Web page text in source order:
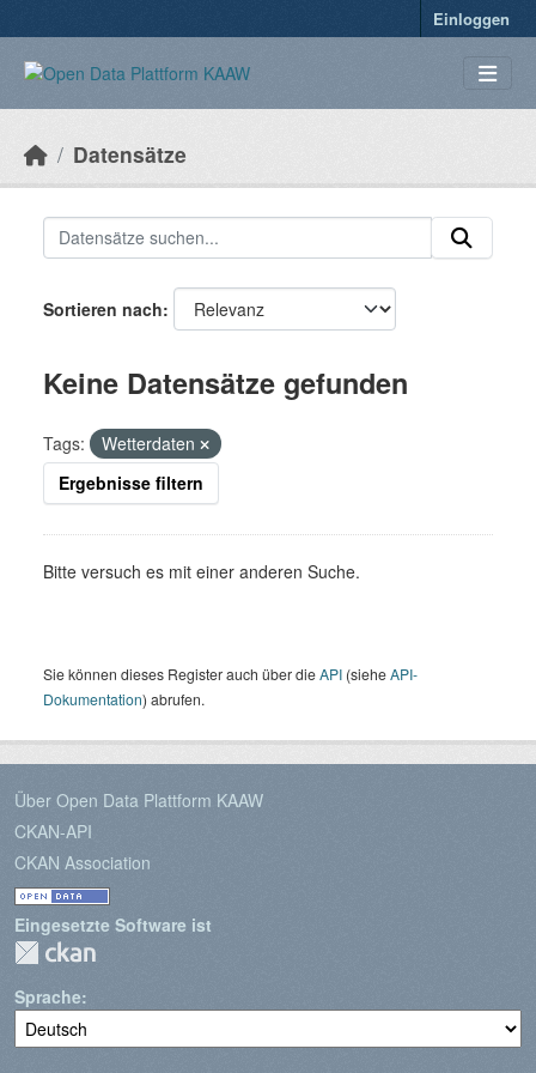
Einloggen
Datensätze
Sortieren nach
Keine Datensätze gefunden
Tags:
Wetterdaten
Ergebnisse filtern
Bitte versuch es mit einer anderen Suche.
Sie können dieses Register auch über dieAPI (sieheAPI-
Dokumentation) abrufen.
Über Open Data Plattform KAAW
CKAN-API
CKAN Association
Eingesetzte Software ist
Sprache